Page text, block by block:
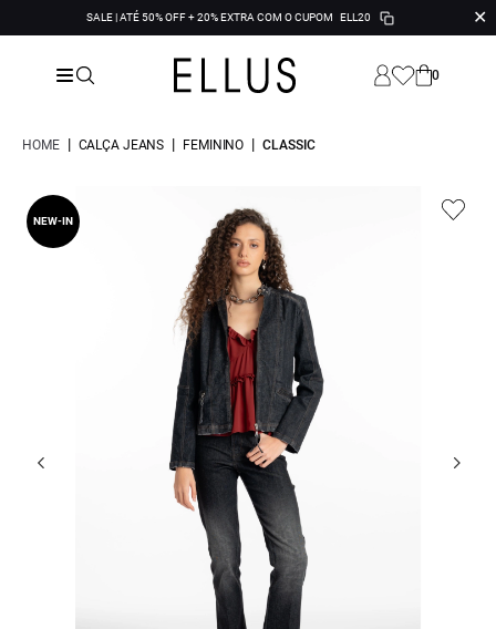
SALE | ATÉ 50% OFF + 20% EXTRA COM O CUPOM ELL20 ✕
0
HOME | CALÇA JEANS | FEMININO | CLASSIC
NEW-IN